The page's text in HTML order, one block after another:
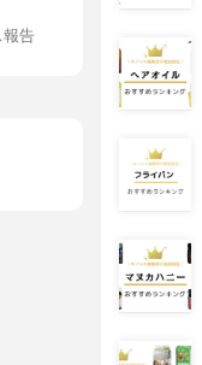
報告